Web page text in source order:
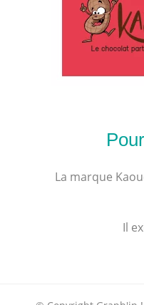
La marque
Il